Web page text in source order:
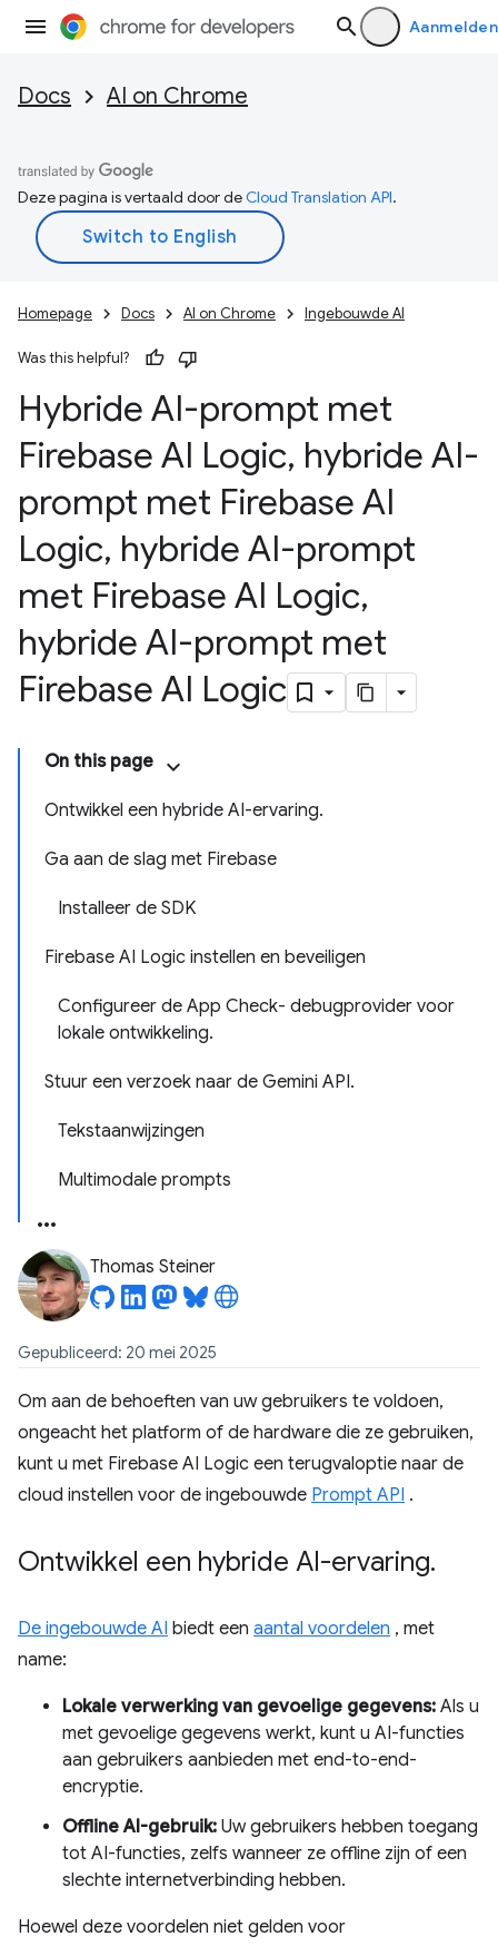
Aanmelden
Docs AI on Chrome
Deze pagina is vertaald door deCloud Translation API.
Homepage Docs AI on Chrome Ingebouwde AI
Was this helpful?
Hybride AI-prompt met
Firebase AI Logic, hybride AI-
prompt met Firebase AI
Logic, hybride AI-prompt
met Firebase AI Logic,
hybride AI-prompt met
Firebase AI Logic
On this page
Ontwikkel een hybride AI-ervaring.
Ga aan de slag met Firebase
Installeer de SDK
Firebase AI Logic instellen en beveiligen
Configureer de App Check- debugprovider voor
lokale ontwikkeling.
Stuur een verzoek naar de Gemini API.
Tekstaanwijzingen
Multimodale prompts
Thomas Steiner
Gepubliceerd: 20 mei 2025
Om aan de behoeften van uw gebruikers te voldoen,
ongeacht het platform of de hardware die ze gebruiken,
kunt u met Firebase AI Logic een terugvaloptie naar de
cloud instellen voor de ingebouwde Prompt API .
Ontwikkel een hybride AI-ervaring.
De ingebouwde AI biedt een aantal voordelen , met
name:
Lokale verwerking van gevoelige gegevens: Als u
met gevoelige gegevens werkt, kunt u AI-functies
aan gebruikers aanbieden met end-to-end-
encryptie.
Offline AI-gebruik: Uw gebruikers hebben toegang
tot AI-functies, zelfs wanneer ze offline zijn of een
slechte internetverbinding hebben.
Hoewel deze voordelen niet gelden voor